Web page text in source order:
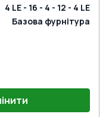
4 LE - 16 - 4 - 12 - 4 LE
Базова фурнітура